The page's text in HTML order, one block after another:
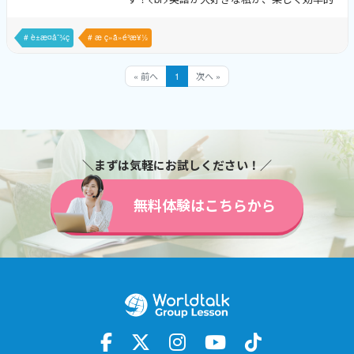
幅広い対象の生徒さんを受け入れ、特に
<p>累計提供レッスン数は1万8千件を超えてお
まで多様なレッスンを実施しています。</p>
<ul><li><strong>キッズ英語レッスン
</strong>では、楽しい教材を使用</li><li>
<strong>TOEIC対策</strong>は最新の資料に
基づいてサポーâ¦
# è±æ¤å¯¾ç­ # æ ç»ã»é³æ¥½
« 前へ 1 次へ »
＼まずは気軽にお試しください！／
無料体験はこちらから